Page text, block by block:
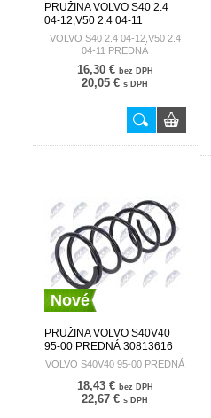
PRUŽINA VOLVO S40 2.4
04-12,V50 2.4 04-11
PREDNÁ 30666204
VOLVO S40 2.4 04-12,V50 2.4
04-11 PREDNÁ
16,30 € bez DPH
20,05 € s DPH
Nové
PRUŽINA VOLVO S40V40
95-00 PREDNÁ 30813616
VOLVO S40V40 95-00 PREDNÁ
18,43 € bez DPH
22,67 € s DPH